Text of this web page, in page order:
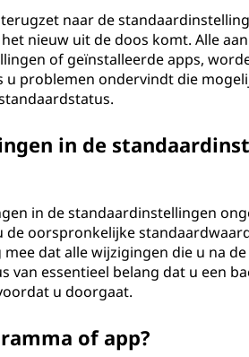
naar de
nieuw uit de doos komt. Alle
of geïnstalleerde apps,
u problemen ondervindt die
in de
in de standaardinstellingen
oorspronkelijke
dat alle wijzigingen die u na
van essentieel belang dat u een
u doorgaat.
of app?